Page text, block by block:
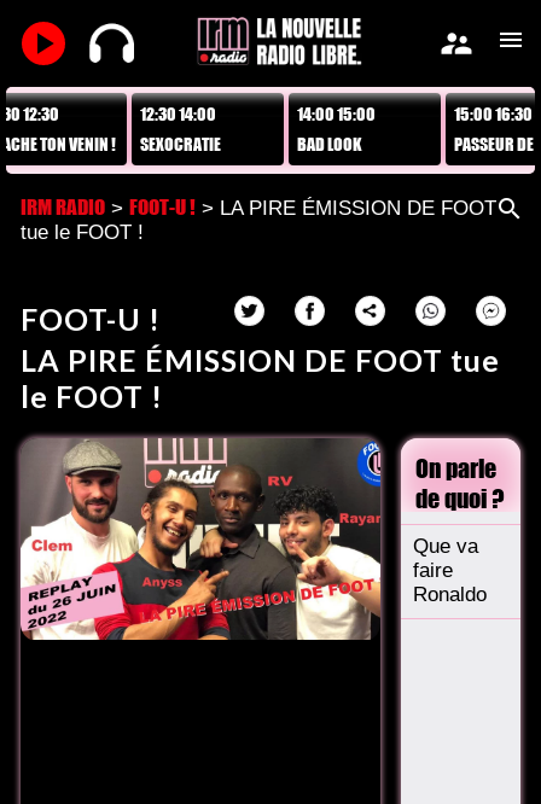
play_arrow supervisor_account menu
TON VENIN !
12:30 14:00
SEXOCRATIE
14:00 15:00
BAD LOOK
15:00 16:30
PASSEUR DE
IRM RADIO > FOOT-U ! > LA PIRE ÉMISSION DE FOOT
tue le FOOT !
search
FOOT-U !
LA PIRE ÉMISSION DE FOOT tue
le FOOT !
On parle
de quoi ?
Que va
faire
Ronaldo